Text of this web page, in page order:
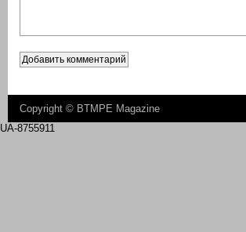
Copyright © BTMPE Magazine
UA-8755911